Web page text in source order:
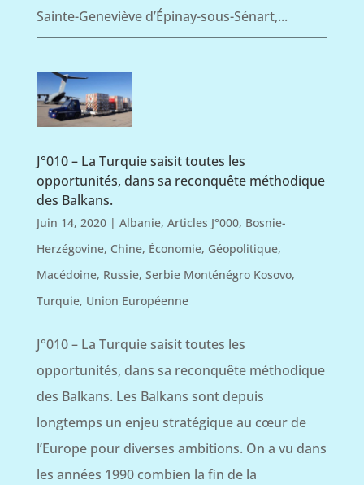
Sainte-Geneviève d’Épinay-sous-Sénart,...
J°010 – La Turquie saisit toutes les
opportunités, dans sa reconquête méthodique
des Balkans.
Juin 14, 2020| Albanie, Articles J°000, Bosnie-
Herzégovine, Chine, Économie, Géopolitique,
Macédoine, Russie, Serbie Monténégro Kosovo,
Turquie, Union Européenne
J°010 – La Turquie saisit toutes les
opportunités, dans sa reconquête méthodique
des Balkans. Les Balkans sont depuis
longtemps un enjeu stratégique au cœur de
l’Europe pour diverses ambitions. On a vu dans
les années 1990 combien la fin de la